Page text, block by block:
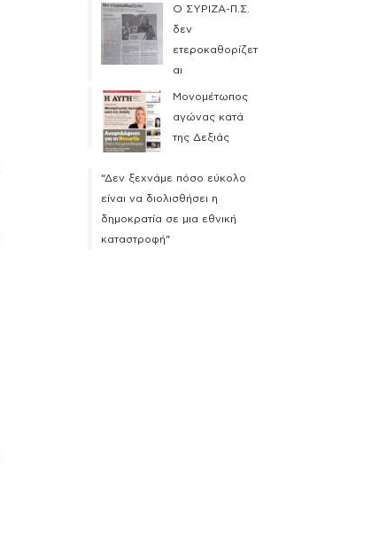
Ο ΣΥΡΙΖΑ-Π.Σ.
δεν
ετεροκαθορίζετ
αι
Μονομέτωπος
αγώνας κατά
της Δεξιάς
“Δεν ξεχνάμε πόσο εύκολο
είναι να διολισθήσει η
δημοκρατία σε μια εθνική
καταστροφή”